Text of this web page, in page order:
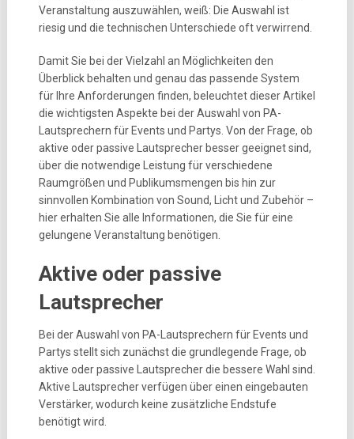
Veranstaltung auszuwählen, weiß: Die Auswahl ist
riesig und die technischen Unterschiede oft verwirrend.
Damit Sie bei der Vielzahl an Möglichkeiten den
Überblick behalten und genau das passende System
für Ihre Anforderungen finden, beleuchtet dieser Artikel
die wichtigsten Aspekte bei der Auswahl von PA-
Lautsprechern für Events und Partys. Von der Frage, ob
aktive oder passive Lautsprecher besser geeignet sind,
über die notwendige Leistung für verschiedene
Raumgrößen und Publikumsmengen bis hin zur
sinnvollen Kombination von Sound, Licht und Zubehör –
hier erhalten Sie alle Informationen, die Sie für eine
gelungene Veranstaltung benötigen.
Aktive oder passive
Lautsprecher
Bei der Auswahl von PA-Lautsprechern für Events und
Partys stellt sich zunächst die grundlegende Frage, ob
aktive oder passive Lautsprecher die bessere Wahl sind.
Aktive Lautsprecher verfügen über einen eingebauten
Verstärker, wodurch keine zusätzliche Endstufe
benötigt wird.